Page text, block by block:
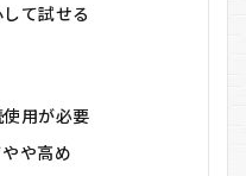
て試せる
用が必要
や高め